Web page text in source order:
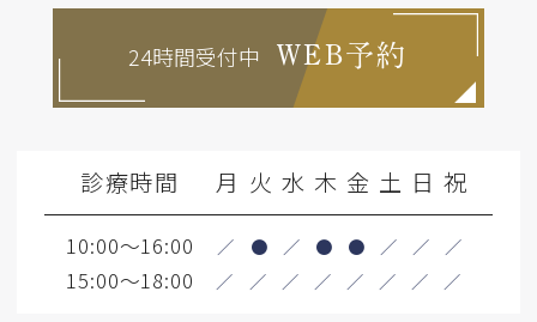
24時間受付中 WEB予約
診療時間 月 火 水 木 金 土 日 祝
10:00～16:00 ／ ● ／ ● ● ／ ／ ／
15:00～18:00 ／ ／ ／ ／ ／ ／ ／ ／